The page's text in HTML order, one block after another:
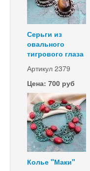
Серьги из
овального
тигрового глаза
Артикул 2379
Цена: 700 руб
Колье "Маки"